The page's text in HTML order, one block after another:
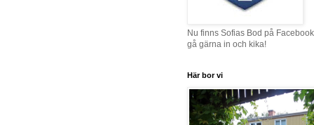
Nu finns Sofias Bod på
gå gärna in och kika!
Här bor vi